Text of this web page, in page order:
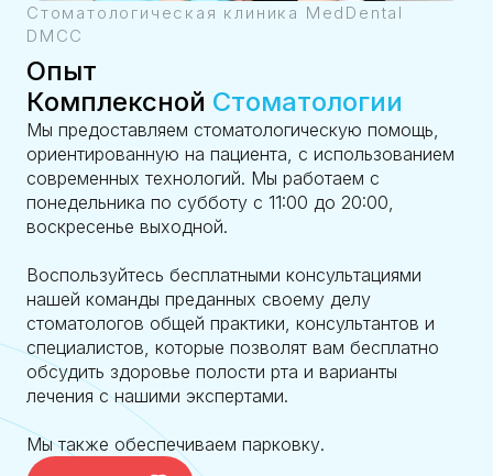
Стоматологическая клиника MedDental
DMCC
Опыт
Комплексной Стоматологии
Мы предоставляем стоматологическую помощь,
ориентированную на пациента, с использованием
современных технологий. Мы работаем с
понедельника по субботу с 11:00 до 20:00,
воскресенье выходной.
Воспользуйтесь бесплатными консультациями
нашей команды преданных своему делу
стоматологов общей практики, консультантов и
специалистов, которые позволят вам бесплатно
обсудить здоровье полости рта и варианты
лечения с нашими экспертами.
Мы также обеспечиваем парковку.